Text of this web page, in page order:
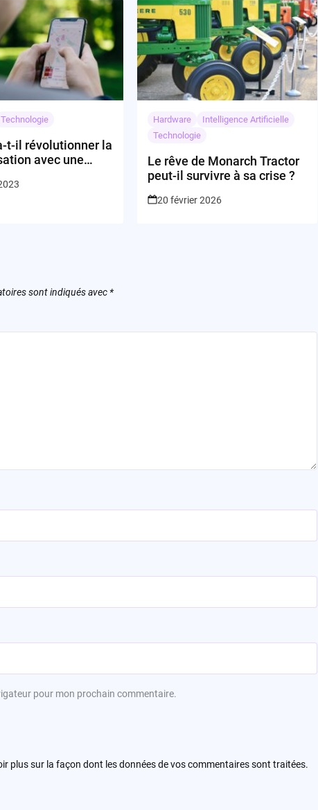
Technologie
t-il révolutionner la
avec une
Hardware
Intelligence Artificielle
Technologie
Le rêve de Monarch Tractor
peut-il survivre à sa crise ?
20 février 2026
sont indiqués avec *
pour mon prochain commentaire.
plus sur la façon dont les données de vos commentaires sont traitées.